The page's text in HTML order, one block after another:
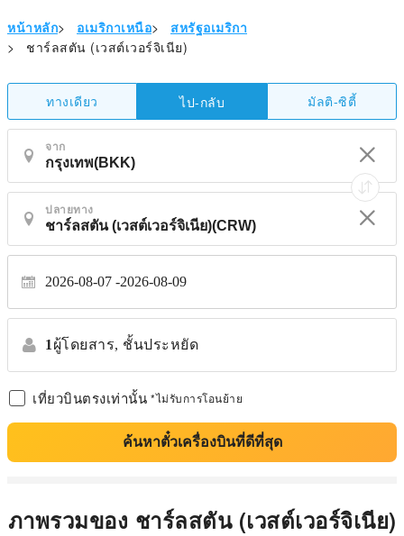
หน้าหลัก> อเมริกาเหนือ>
สหรัฐอเมริกา
>
ชาร์ลสตัน (เวสต์เวอร์จิเนีย)
ทางเดียว ไป-กลับ มัลติ-ซิตี้
จาก
ปลายทาง
2026-08-07 2026-08-09
1 ผู้โดยสาร, ชั้นประหยัด
เที่ยวบินตรงเท่านั้น *ไม่รับการโอนย้าย
ค้นหาตั๋วเครื่องบินที่ดีที่สุด
ภาพรวมของ ชาร์ลสตัน (เวสต์เวอร์จิเนีย)